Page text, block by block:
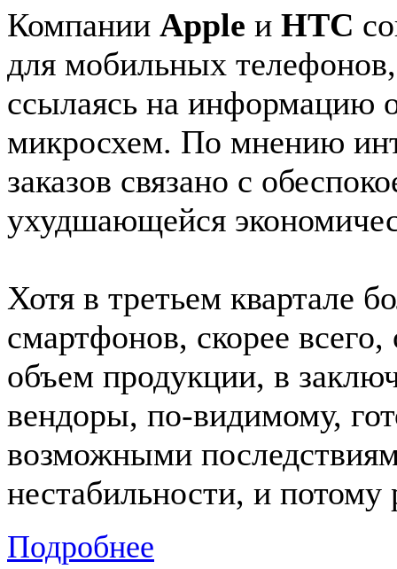
Компании Apple и HTC
для мобильных
ссылаясь на информацию
микросхем. По мнению
заказов связано с
ухудшающейся
Хотя в третьем квартале
смартфонов, скорее
объем продукции, в
вендоры, по-видимому,
возможными
нестабильности, и
Подробнее